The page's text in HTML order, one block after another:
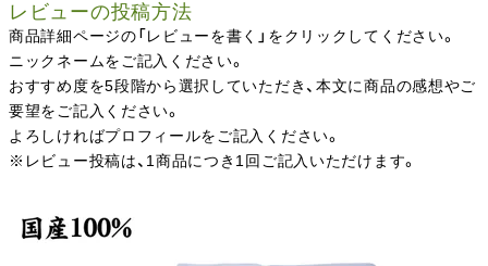
レビューの投稿方法
商品詳細ページの「レビューを書く」をクリックしてください。
ニックネームをご記入ください。
おすすめ度を5段階から選択していただき、本文に商品の感想やご
要望をご記入ください。
よろしければプロフィールをご記入ください。
※レビュー投稿は、1商品につき1回ご記入いただけます。